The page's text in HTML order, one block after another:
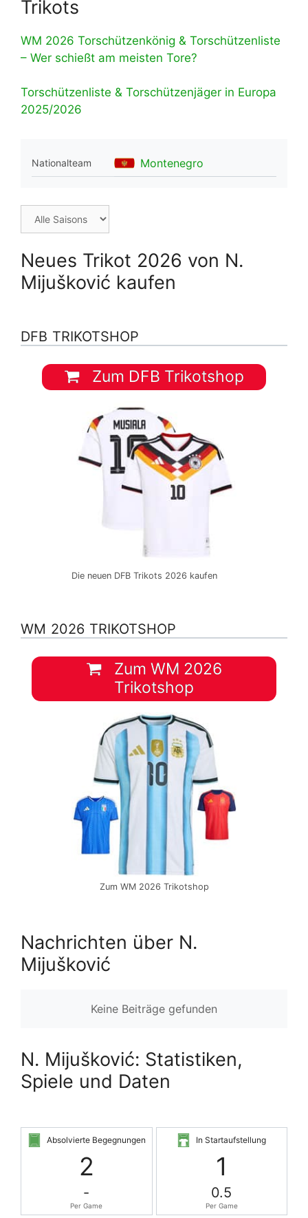
Trikots
WM 2026 Torschützenkönig & Torschützenliste
– Wer schießt am meisten Tore?
Torschützenliste & Torschützenjäger in Europa
2025/2026
Nationalteam Montenegro
Neues Trikot 2026 von N.
Mijušković kaufen
DFB TRIKOTSHOP
Zum DFB Trikotshop
Die neuen DFB Trikots 2026 kaufen
WM 2026 TRIKOTSHOP
Zum WM 2026
Trikotshop
Zum WM 2026 Trikotshop
Nachrichten über N.
Mijušković
Keine Beiträge gefunden
N. Mijušković: Statistiken,
Spiele und Daten
Absolvierte Begegnungen
2
-
Per Game
In Startaufstellung
1
0.5
Per Game